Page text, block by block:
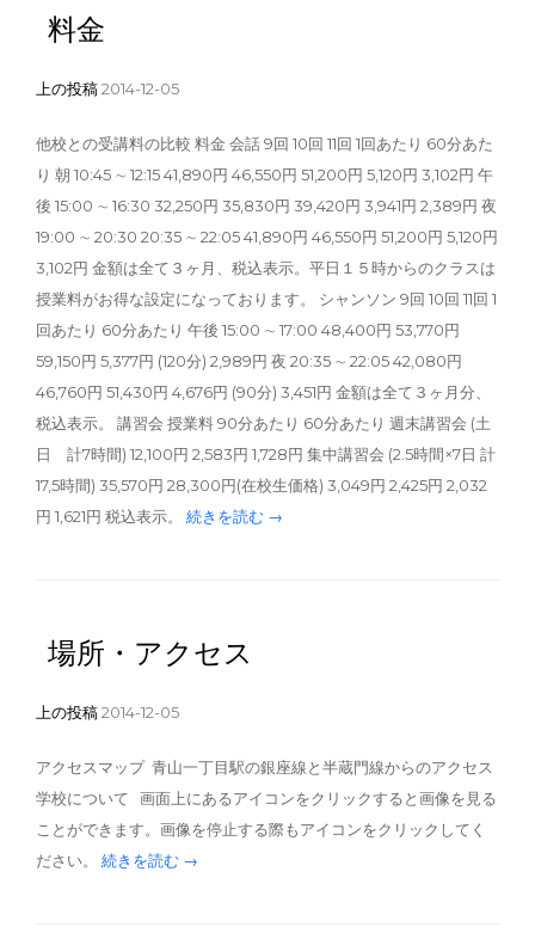
料金
上の投稿2014-12-05
他校との受講料の比較 料金 会話 9回 10回 11回 1回あたり 60分あた
り 朝 10:45 ∼ 12:15 41,890円 46,550円 51,200円 5,120円 3,102円 午
後 15:00 ∼ 16:30 32,250円 35,830円 39,420円 3,941円 2,389円 夜
19:00 ∼ 20:30 20:35 ∼ 22:05 41,890円 46,550円 51,200円 5,120円
3,102円 金額は全て３ヶ月、税込表示。平日１５時からのクラスは
授業料がお得な設定になっております。 シャンソン 9回 10回 11回 1
回あたり 60分あたり 午後 15:00 ∼ 17:00 48,400円 53,770円
59,150円 5,377円 (120分) 2,989円 夜 20:35 ∼ 22:05 42,080円
46,760円 51,430円 4,676円 (90分) 3,451円 金額は全て３ヶ月分、
税込表示。 講習会 授業料 90分あたり 60分あたり 週末講習会 (土
日 計7時間) 12,100円 2,583円 1,728円 集中講習会 (2.5時間×7日 計
17,5時間) 35,570円 28,300円(在校生価格) 3,049円 2,425円 2,032
円 1,621円 税込表示。
続きを読む →
場所・アクセス
上の投稿2014-12-05
アクセスマップ 青山一丁目駅の銀座線と半蔵門線からのアクセス
学校について 画面上にあるアイコンをクリックすると画像を見る
ことができます。画像を停止する際もアイコンをクリックしてく
ださい。
続きを読む →